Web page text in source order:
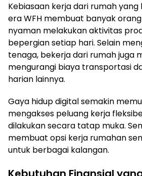
Kebiasaan kerja dari rumah
era WFH membuat banyak
nyaman melakukan aktivitas
bepergian setiap hari. Selain
tenaga, bekerja dari rumah juga
mengurangi biaya transportasi
harian lainnya.
Gaya hidup digital semakin
mengakses peluang kerja
dilakukan secara tatap muka.
membuat opsi kerja rumahan
untuk berbagai kalangan.